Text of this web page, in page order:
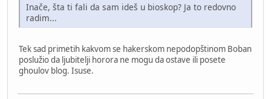
Inače, šta ti fali da sam ideš u bioskop? Ja to redovno
radim...
Tek sad primetih kakvom se hakerskom nepodopštinom Boban
poslužio da ljubitelji horora ne mogu da ostave ili posete
ghoulov blog. Isuse.